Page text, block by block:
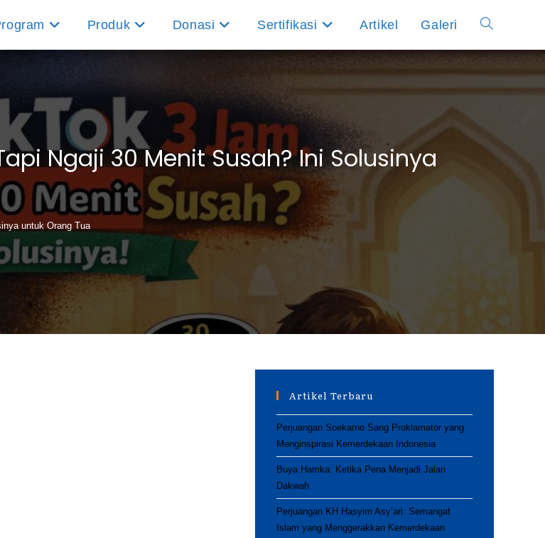
Produk Donasi Sertifikasi Artikel Galeri Toggle
website
Ngaji 30 Menit Susah? Ini Solusinya
untuk Orang Tua
Artikel Terbaru
Perjuangan Soekarno Sang Proklamator yang
Menginspirasi Kemerdekaan Indonesia
Buya Hamka: Ketika Pena Menjadi Jalan
Dakwah
Perjuangan KH Hasyim Asy’ari: Semangat
Islam yang Menggerakkan Kemerdekaan